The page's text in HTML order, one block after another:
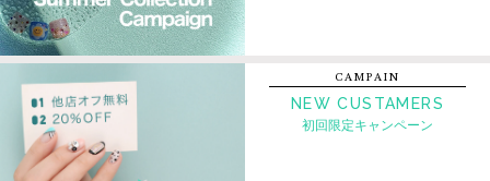
CAMPAIN
NEW CUSTAMERS
初回限定キャンペーン